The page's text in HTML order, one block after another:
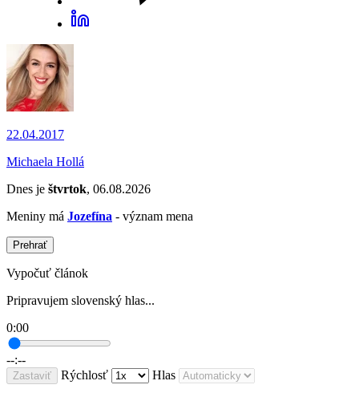
22.04.2017
Michaela Hollá
Dnes je štvrtok, 06.08.2026
Meniny má Jozefína - význam mena
Prehrať
Vypočuť článok
Pripravujem slovenský hlas...
0:00
--:--
Zastaviť Rýchlosť Hlas